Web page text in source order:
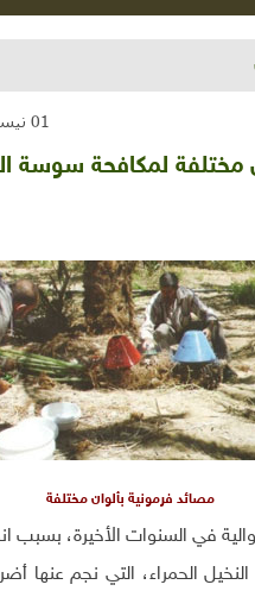
أعظم"
01 نيسان 2021
لمكافحة سوسة
مصائد فرمونية بألوان مختلفة
في السنوات الأخيرة، بسبب
الحمراء، التي نجم عنها